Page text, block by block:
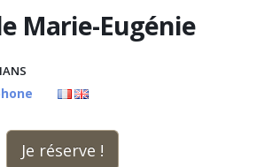
Marie-Eugénie
Je réserve !